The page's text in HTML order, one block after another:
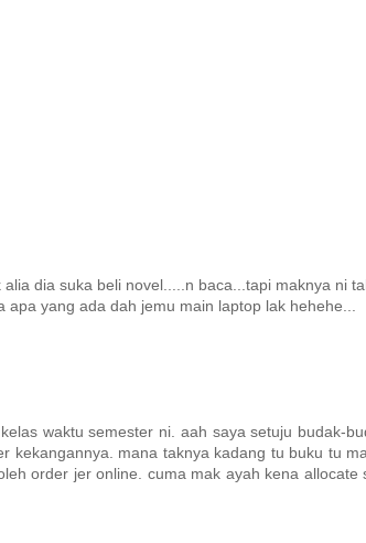
dia suka beli novel.....n baca...tapi maknya ni
yang ada dah jemu main laptop lak hehehe...
waktu semester ni. aah saya setuju budak-
kekangannya. mana taknya kadang tu buku tu
order jer online. cuma mak ayah kena allocate